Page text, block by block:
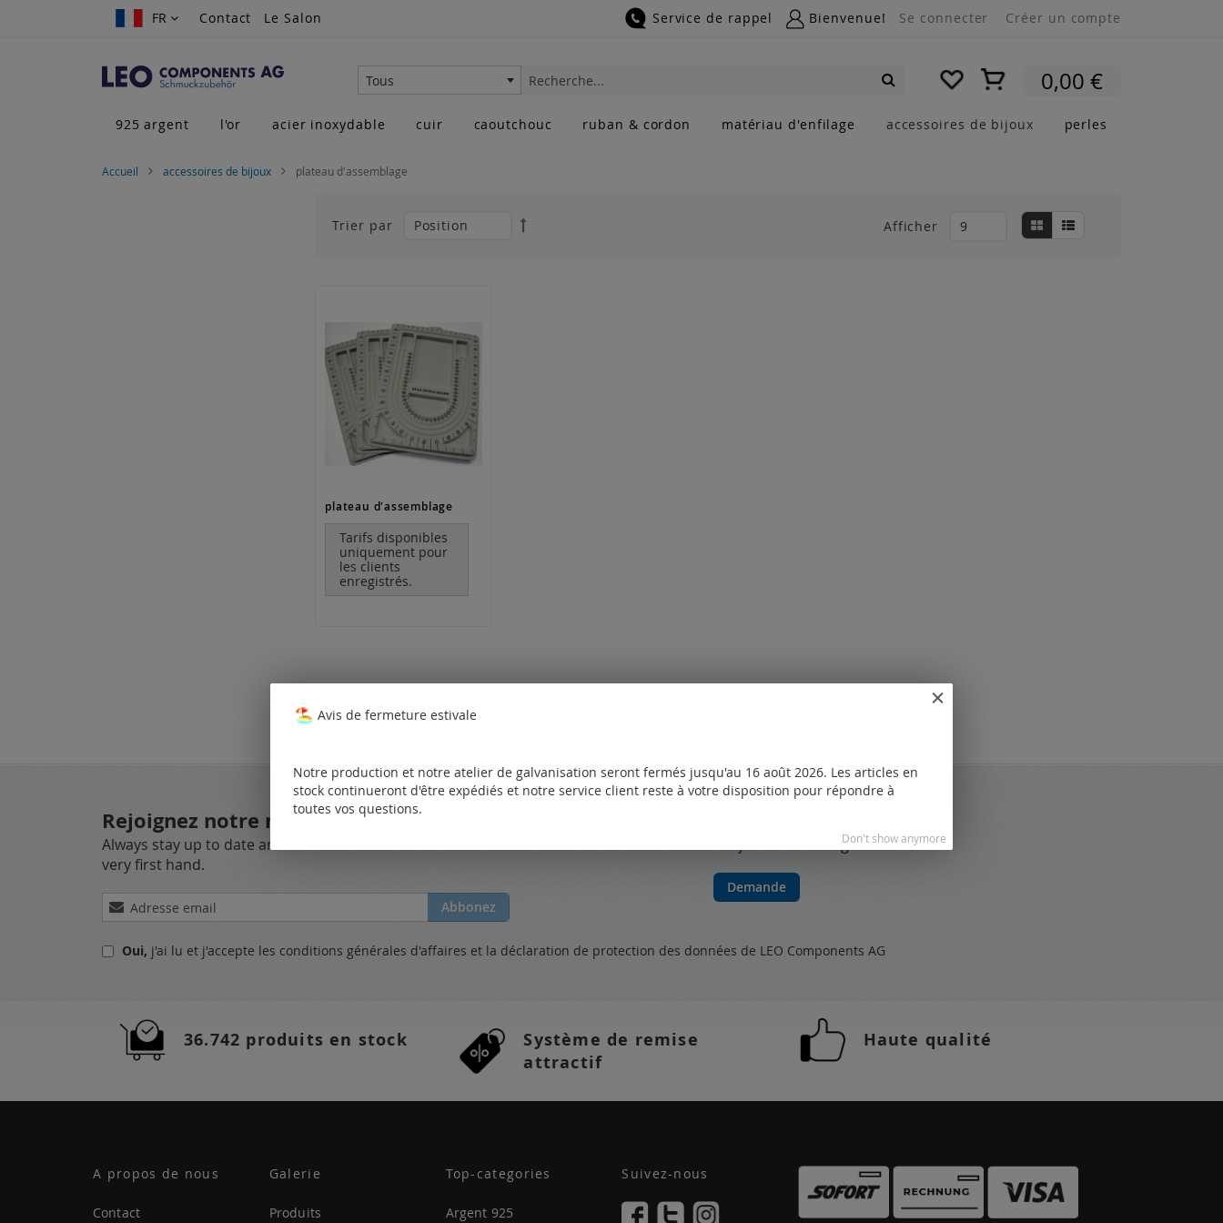
FR
FR Contact Le Salon Service de rappel Bienvenue! Se connecter Créer un compte
Mon panier0,00 €
Tous
Rechercher
925 argent
l'or acier inoxydable cuir caoutchouc ruban & cordon matériau d'enfilage accessoires de bijoux perles
Accueil accessoires de bijoux plateau d'assemblage
Afficher
GrilleListe
Afficher
Trier par
Par
plateau d'assemblage
Tarifs disponibles
uniquement pour
les clients
enregistrés.
Rejoignez notre newsletter
Always stay up to date and find out what's new from the
very first hand.
Inscription
à
lettre
Abbonez
Toujours actual et gratuit
Demande
Oui, j'ai lu et j'accepte les conditions générales d'affaires et la déclaration de protection des données de LEO Components AG
36.742 produits en stock
Système de remise
attractif
Haute qualité
A propos de nous
Contact
Galerie
Produits
Top-categories
Argent 925
Suivez-nous
Avis de fermeture estivale
Notre production et notre atelier de galvanisation seront fermés jusqu'au 16 août 2026. Les articles en
stock continueront d'être expédiés et notre service client reste à votre disposition pour répondre à
toutes vos questions.
Don't show anymore